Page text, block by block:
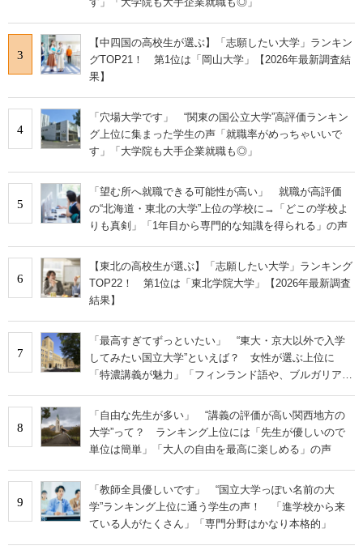
3
【中四国の高校生が選ぶ】「志願したい大学」ランキン
グTOP21！ 第1位は「岡山大学」【2026年最新調査結
果】
4
「穴場大学です」 “関東の国公立大学”高評価ランキン
グ上位に集まった学生の声「就職率がめっちゃいいで
す」「大学院も大手企業就職も◎」
5
「望む所へ就職できる可能性が高い」 就職が高評価
の“北海道・東北の大学”上位の学校に→「どこの学校よ
りも真剣」「1年目から専門的な知識を得られる」の声
6
【東北の高校生が選ぶ】「志願したい大学」ランキング
TOP22！ 第1位は「東北学院大学」【2026年最新調査
結果】
7
「最高すぎてずっといたい」 “東大・京大以外で入学
してみたい国立大学”といえば？ 女性が選ぶ上位に
「特濃講義が魅力」「フィンランド語や、ブルガリア語
8
「自由な先生が多い」 “講義の評価が高い関西地方の
大学”って？ ランキング上位には「先生が優しいので
単位は簡単」「大人の自由を最高に楽しめる」の声
9
「教師全員優しいです」 “国立大学っぽい名前の大
学”ランキング上位に通う学生の声！ 「進学校から来
ている人がたくさん」「専門分野はかなり本格的」